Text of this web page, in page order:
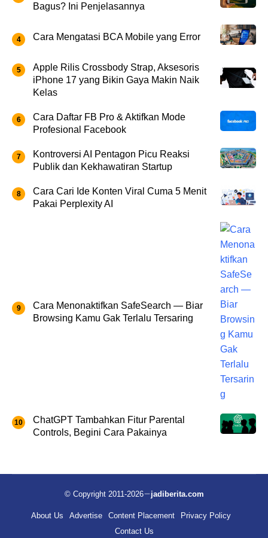
Bagus? Ini Penjelasannya
Cara Mengatasi BCA Mobile yang Error
Apple Rilis Crossbody Strap, Aksesoris
iPhone 17 yang Bikin Gaya Makin Naik
Kelas
Cara Daftar FB Pro & Aktifkan Mode
Profesional Facebook
Kontroversi AI Pentagon Picu Reaksi
Publik dan Kekhawatiran Startup
Cara Cari Ide Konten Viral Cuma 5 Menit
Pakai Perplexity AI
Cara Menonaktifkan SafeSearch — Biar
Browsing Kamu Gak Terlalu Tersaring
ChatGPT Tambahkan Fitur Parental
Controls, Begini Cara Pakainya
© Copyright 2011-2026 jadiberita.com
About Us Advertise Content Placement
Privacy Policy
Contact Us